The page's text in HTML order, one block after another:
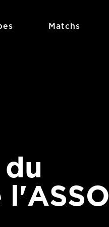
Matchs